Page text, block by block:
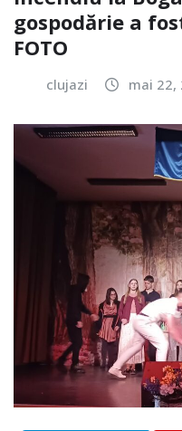
gospodărie a
FOTO
clujazi mai 22,